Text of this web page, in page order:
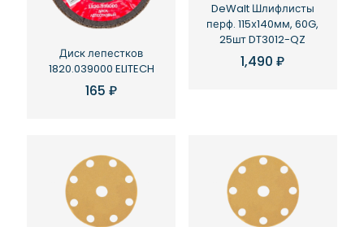
Диск лепестков
1820.039000 ELITECH
165₽
DeWalt Шлифлисты
перф. 115х140мм, 60G,
25шт DT3012-QZ
1,490₽